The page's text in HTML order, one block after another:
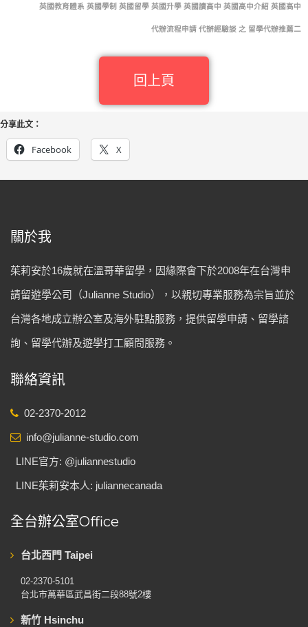
英國教育體系 英國學制 英國留學 英國升學 英國讀高中 英國高中介紹 英國高中
代辦流程申請 代辦經驗談 之 留學代辦推薦二
回上頁
分享此文：
Facebook X
關於我
茱莉安於16歲就在溫哥華留學，因緣際會下於2008年在台灣申
請留遊學公司（Julianne Studio），以親切專業服務為宗旨並於
台灣各地成立辦公室及海外駐點服務，提供留學申請、留學諮
詢、留學代辦及遊學打工顧問服務。
聯絡資訊
02-2370-2012
info@julianne-studio.com
LINE官方: @juliannestudio
LINE茱莉安本人: juliannecanada
全台辦公室Office
台北西門 Taipei
02-2370-5101
台北市萬華區武昌街二段88號2樓
新竹 Hsinchu